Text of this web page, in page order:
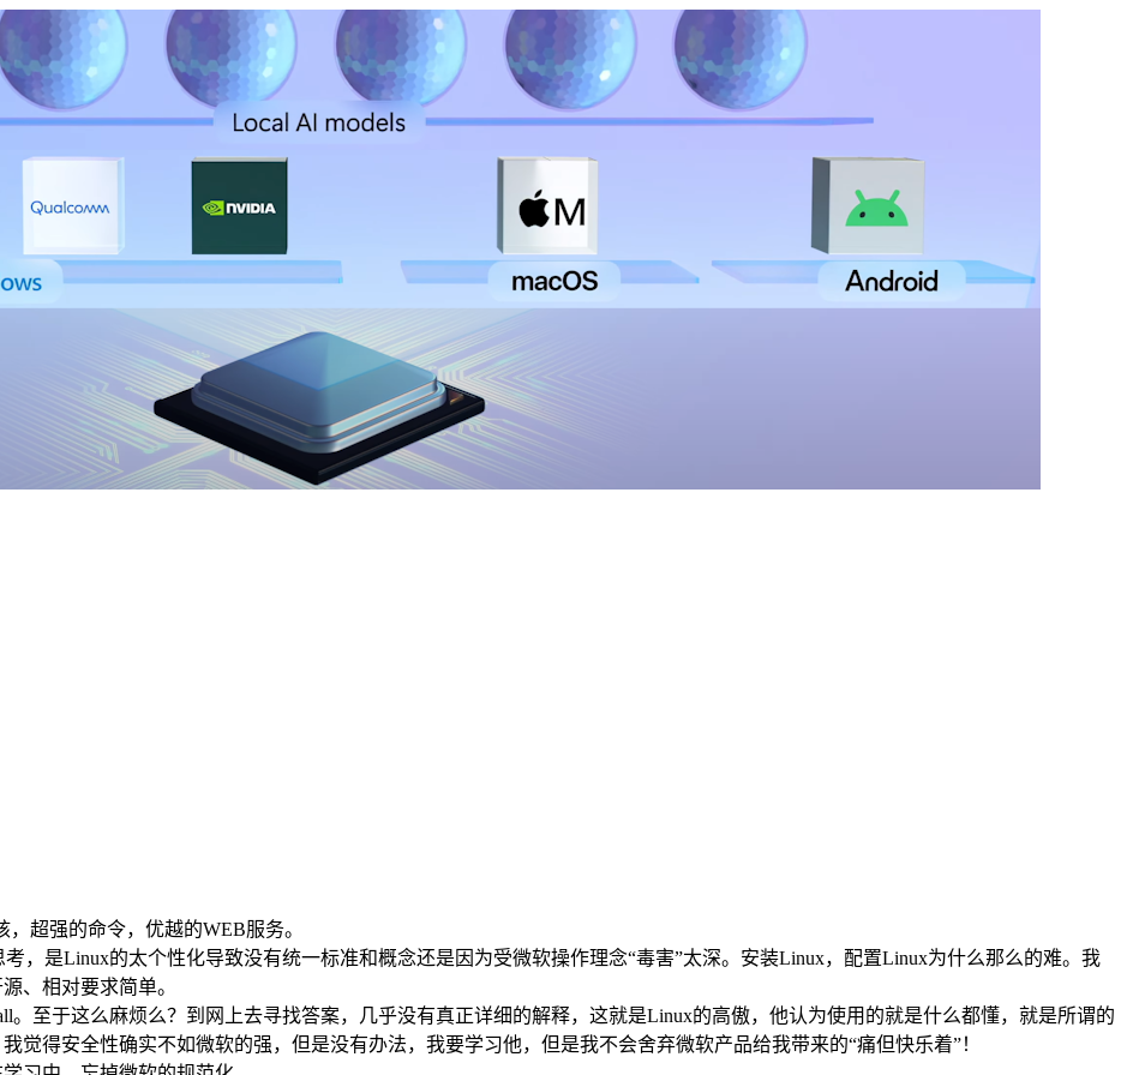
超强的命令，优越的WEB服务。
，是Linux的太个性化导致没有统一标准和概念还是因为受微软操作理念“毒害”太深。安装Linux，配置Linux为什么那么的难。我
、相对要求简单。
。至于这么麻烦么？到网上去寻找答案，几乎没有真正详细的解释，这就是Linux的高傲，他认为使用的就是什么都懂，就是所谓的
觉得安全性确实不如微软的强，但是没有办法，我要学习他，但是我不会舍弃微软产品给我带来的“痛但快乐着”！